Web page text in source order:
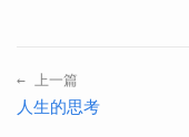
← 上一篇
人生的思考